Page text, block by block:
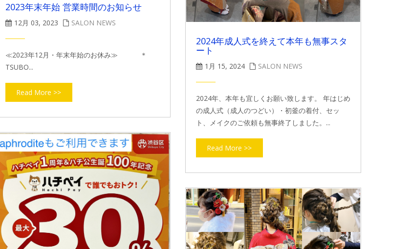
2024年成人式を終えて本年も無事スタ
ート
1月 15, 2024 SALON NEWS
2024年、本年も宜しくお願い致します。 年はじめ
の成人式（成人のつどい）・初釜の着付、セッ
ト、メイクのご依頼も無事終了しました。...
Read More >>
2023年末年始 営業時間のお知らせ
12月 03, 2023 SALON NEWS
≪2023年12月・年末年始のお休み≫ ＊
TSUBO...
Read More >>